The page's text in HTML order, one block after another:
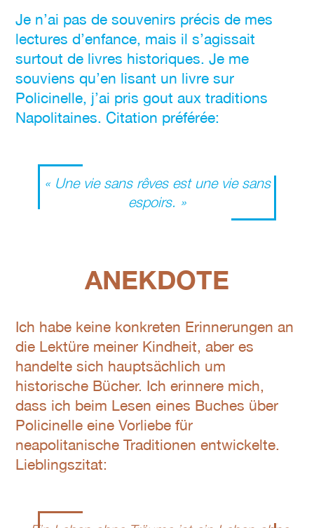
Je n’ai pas de souvenirs précis de mes
lectures d’enfance, mais il s’agissait
surtout de livres historiques. Je me
souviens qu’en lisant un livre sur
Policinelle, j’ai pris gout aux traditions
Napolitaines. Citation préférée:
« Une vie sans rêves est une vie sans
espoirs. »
ANEKDOTE
Ich habe keine konkreten Erinnerungen an
die Lektüre meiner Kindheit, aber es
handelte sich hauptsächlich um
historische Bücher. Ich erinnere mich,
dass ich beim Lesen eines Buches über
Policinelle eine Vorliebe für
neapolitanische Traditionen entwickelte.
Lieblingszitat: